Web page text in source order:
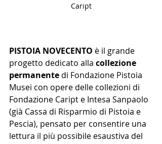
Caript
PISTOIA NOVECENTO è il grande
progetto dedicato alla collezione
permanente di Fondazione Pistoia
Musei con opere delle collezioni di
Fondazione Caript e Intesa Sanpaolo
(già Cassa di Risparmio di Pistoia e
Pescia), pensato per consentire una
lettura il più possibile esaustiva del